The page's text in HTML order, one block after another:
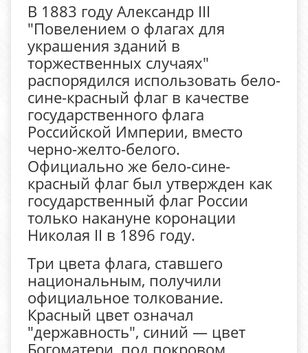
В 1883 году Александр III
"Повелением о флагах для
украшения зданий в
торжественных случаях"
распорядился использовать бело-
сине-красный флаг в качестве
государственного флага
Российской Империи, вместо
черно-желто-белого.
Официально же бело-сине-
красный флаг был утвержден как
государственный флаг России
только накануне коронации
Николая II в 1896 году.
Три цвета флага, ставшего
национальным, получили
официальное толкование.
Красный цвет означал
"державность", синий — цвет